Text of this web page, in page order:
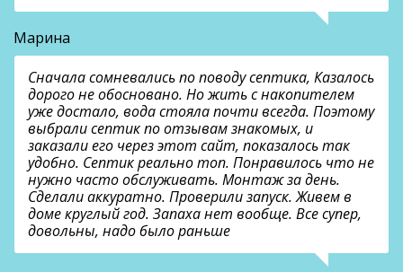
Марина
Сначала сомневались по поводу септика, Казалось
дорого не обосновано. Но жить с накопителем
уже достало, вода стояла почти всегда. Поэтому
выбрали септик по отзывам знакомых, и
заказали его через этот сайт, показалось так
удобно. Септик реально топ. Понравилось что не
нужно часто обслуживать. Монтаж за день.
Сделали аккуратно. Проверили запуск. Живем в
доме круглый год. Запаха нет вообще. Все супер,
довольны, надо было раньше